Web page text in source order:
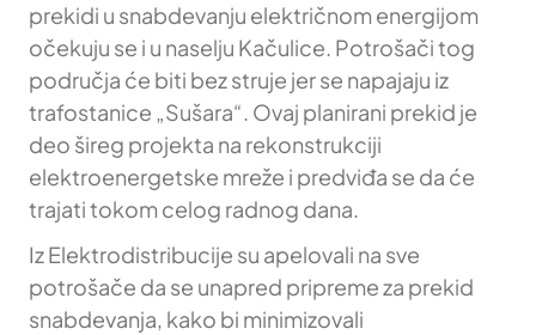
prekidi u snabdevanju električnom energijom
očekuju se i u naselju Kačulice. Potrošači tog
područja će biti bez struje jer se napajaju iz
trafostanice „Sušara“. Ovaj planirani prekid je
deo šireg projekta na rekonstrukciji
elektroenergetske mreže i predviđa se da će
trajati tokom celog radnog dana.
Iz Elektrodistribucije su apelovali na sve
potrošače da se unapred pripreme za prekid
snabdevanja, kako bi minimizovali